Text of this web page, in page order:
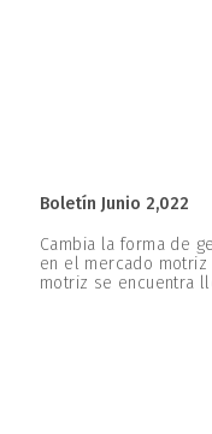
Boletín Junio 2,022
Cambia la forma de
en el mercado motriz
motriz se encuentra